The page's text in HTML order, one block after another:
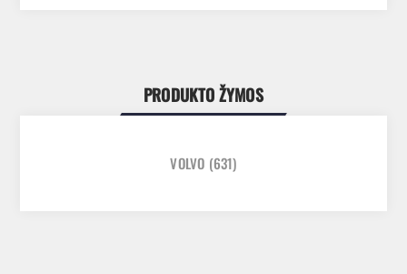
PRODUKTO ŽYMOS
VOLVO (631)